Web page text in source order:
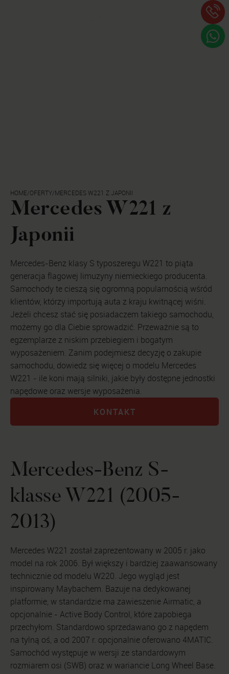
HOME/OFERTY/MERCEDES W221 Z JAPONII
Mercedes W221 z
Japonii
Mercedes-Benz klasy S typoszeregu W221 to piąta
generacja flagowej limuzyny niemieckiego producenta.
Samochody te cieszą się ogromną popularnością wśród
klientów, którzy importują auta z kraju kwitnącej wiśni.
Jeżeli chcesz stać się posiadaczem takiego samochodu,
możemy go dla Ciebie sprowadzić. Przeważnie są to
egzemplarze z niskim przebiegiem i bogatym
wyposażeniem. Zanim podejmiesz decyzję o zakupie
samochodu, dowiedz się więcej o modelu Mercedes
W221 - ile koni mają silniki, jakie były dostępne jednostki
napędowe oraz wersje wyposażenia.
KONTAKT
Mercedes-Benz S-
klasse W221 (2005-
2013)
Mercedes W221 został zaprezentowany w 2005 r. jako
model na rok 2006. Był większy i bardziej zaawansowany
technicznie od modelu W220. Jego wygląd jest
inspirowany Maybachem. Bazuje na dedykowanej
platformie, w standardzie ma zawieszenie Airmatic, a
opcjonalnie - Active Body Control, które zapobiega
przechyłom. Standardowo sprzedawano go z napędem
na tylną oś, a od 2007 r. opcjonalnie oferowano 4MATIC.
Samochód występuje w wersji ze standardowym
rozmiarem osi (SWB) oraz w wariancie Long Wheel Base.